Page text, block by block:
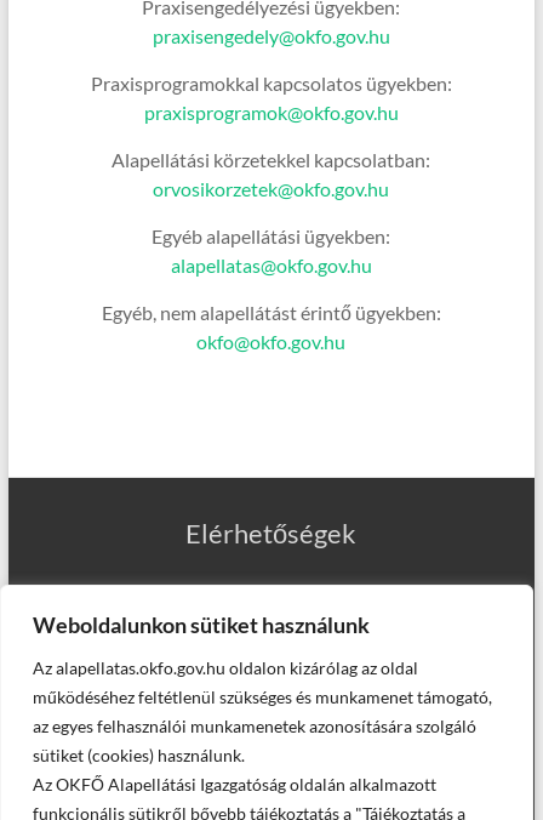
Weboldalunkon sütiket használunk
Az alapellatas.okfo.gov.hu oldalon kizárólag az oldal
működéséhez feltétlenül szükséges és munkamenet támogató,
az egyes felhasználói munkamenetek azonosítására szolgáló
sütiket (cookies) használunk.
Az OKFŐ Alapellátási Igazgatóság oldalán alkalmazott
funkcionális sütikről bővebb tájékoztatás a "Tájékoztatás a
Praxisengedélyezési ügyekben:
praxisengedely@okfo.gov.hu
Praxisprogramokkal kapcsolatos ügyekben:
praxisprogramok@okfo.gov.hu
Alapellátási körzetekkel kapcsolatban:
orvosikorzetek@okfo.gov.hu
Egyéb alapellátási ügyekben:
alapellatas@okfo.gov.hu
Egyéb, nem alapellátást érintő ügyekben:
okfo@okfo.gov.hu
Elérhetőségek
Munkatársaink
Helyettesítő háziorvosaink